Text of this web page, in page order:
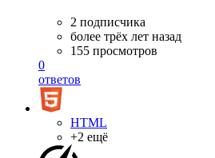
2 подписчика
более трёх лет назад
155 просмотров
0
ответов
HTML
+2 ещё